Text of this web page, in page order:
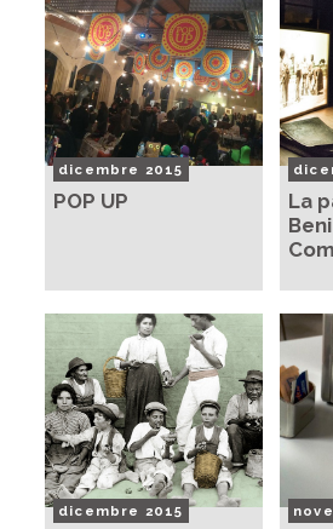
dicembre 2015
POP UP
La
dicembre 2015